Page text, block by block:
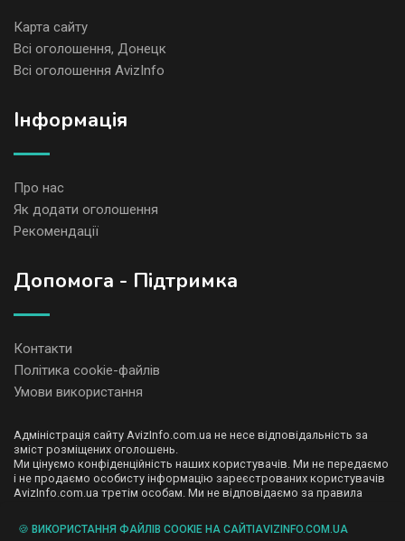
Карта сайту
Всі оголошення, Донецк
Всі оголошення AvizInfo
Iнформація
Про нас
Як додати оголошення
Рекомендації
Допомога - Підтримка
Контакти
Політика cookie-файлів
Умови використання
Адміністрація сайту AvizInfo.com.ua не несе відповідальність за
зміст розміщених оголошень.
Ми цінуємо конфіденційність наших користувачів. Ми не передаємо
і не продаємо особисту інформацію зареєстрованих користувачів
AvizInfo.com.ua третім особам. Ми не відповідаємо за правила
деяких сторінках нашого сайту представлена реклама Google
Adsense Advertising Network. Щоб дізнатися детальніше про
🍪 ВИКОРИСТАННЯ ФАЙЛІВ COOKIE НА САЙТІAVIZINFO.COM.UA